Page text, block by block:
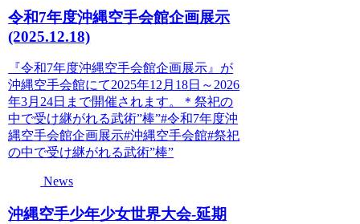
令和7年度沖縄空手会館企画展示
(2025.12.18)
『令和7年度沖縄空手会館企画展示』が
沖縄空手会館にて2025年12月18日～2026
年3月24日まで開催されます。＊祭祀の
中で受け継がれる武術”棒”#令和7年度沖
縄空手会館企画展示#沖縄空手会館#祭祀
の中で受け継がれる武術”棒”
News
沖縄空手少年少女世界大会-延期